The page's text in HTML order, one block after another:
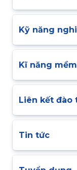
Kỹ năng
Kĩ năng mềm
Liên kết đào
Tin tức